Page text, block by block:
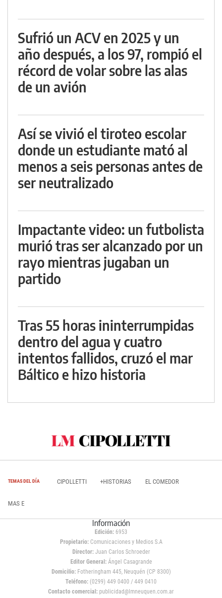
Sufrió un ACV en 2025 y un
año después, a los 97, rompió el
récord de volar sobre las alas
de un avión
Así se vivió el tiroteo escolar
donde un estudiante mató al
menos a seis personas antes de
ser neutralizado
Impactante video: un futbolista
murió tras ser alcanzado por un
rayo mientras jugaban un
partido
Tras 55 horas ininterrumpidas
dentro del agua y cuatro
intentos fallidos, cruzó el mar
Báltico e hizo historia
TEMAS DEL DÍA CIPOLLETTI +HISTORIAS EL COMEDOR
MAS E
Información
Edición: 6953
Propietario:Comunicaciones y Medios S.A
Director: Juan Carlos Schroeder
Editor General:Ángel Casagrande
Domicilio:Fotheringham 445, Neuquén (CP 8300)
Teléfono: (0299) 449 0400 / 449 0410
Contacto comercial: publicidad@lmneuquen.com.ar